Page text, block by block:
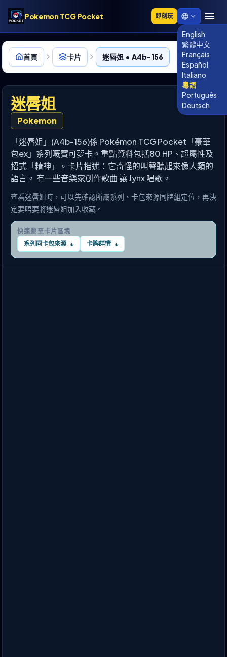
Pokemon TCG Pocket 即刻玩
English
繁體中文
Français
Español
Italiano
粵語
Português
Deutsch
首頁 卡片 迷唇姐 • A4b-156
迷唇姐
Pokemon
「迷唇姐」(A4b-156)係 Pokémon TCG Pocket「豪華
包ex」系列嘅寶可夢卡。重點資料包括80 HP、超屬性及
招式「精神」。卡片描述：它奇怪的叫聲聽起來像人類的
語言。 有一些音樂家創作歌曲 讓 Jynx 唱歌。
查看迷唇姐時，可以先確認所屬系列、卡包來源同牌組定位，再決
定要唔要將迷唇姐加入收藏。
快速跳至卡片區塊
系列同卡包來源 ↓ 卡牌詳情 ↓